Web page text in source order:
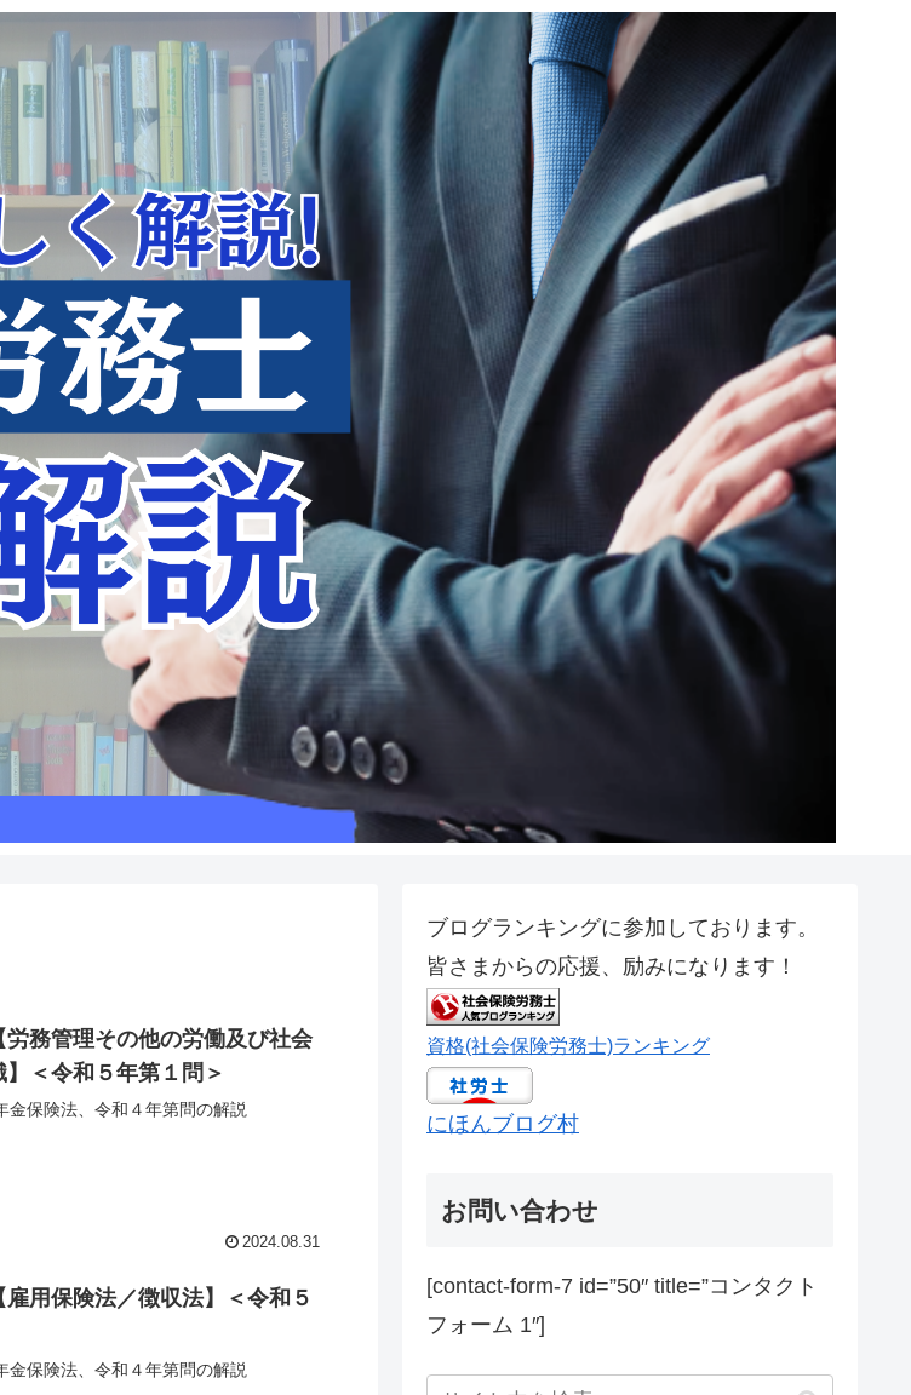
務管理その他の労働及び社会
＜令和５年第１問＞
金保険法、令和４年第問の解説
2024.08.31
用保険法／徴収法】＜令和５
金保険法、令和４年第問の解説
ブログランキングに参加しております。
皆さまからの応援、励みになります！
資格(社会保険労務士)ランキング
にほんブログ村
お問い合わせ
[contact-form-7 id=”50″ title=”コンタクト
フォーム 1″]